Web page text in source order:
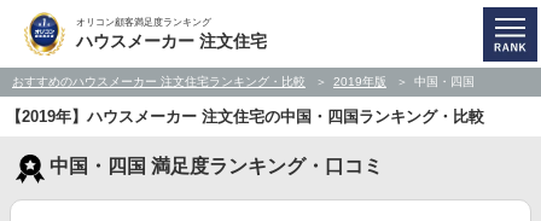
オリコン顧客満足度ランキング
ハウスメーカー 注文住宅
おすすめのハウスメーカー 注文住宅ランキング・比較 2019年版 中国・四国
【2019年】ハウスメーカー 注文住宅の中国・四国ランキング・比較
中国・四国 満足度ランキング・口コミ